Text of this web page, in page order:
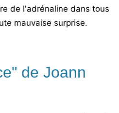
de l'adrénaline dans tous
mauvaise surprise.
de Joann